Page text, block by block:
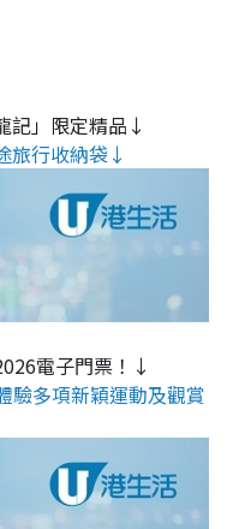
記」限定精品↓
旅行收納袋↓
電子門票！↓
驗多項新穎運動及觀賞